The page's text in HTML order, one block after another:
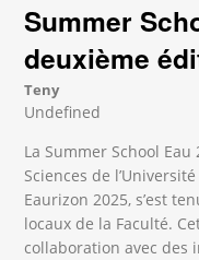
Summer
deuxième
Teny
Undefined
La Summer School
Sciences de
Eaurizon 2025, s’est
locaux de la Faculté.
collaboration avec des